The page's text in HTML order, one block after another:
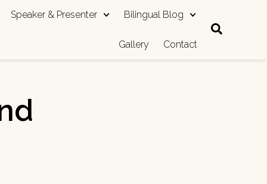
Speaker & Presenter Bilingual Blog
Gallery Contact